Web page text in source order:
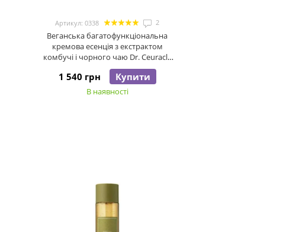
Артикул: 0338 2
Веганська багатофункціональна
кремова есенція з екстрактом
комбучі і чорного чаю Dr. Ceuracle
Vegan Kombucha Tea Essence, 150 мл
1 540 грн Купити
В наявності